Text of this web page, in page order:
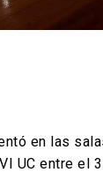
en las
UC entre el